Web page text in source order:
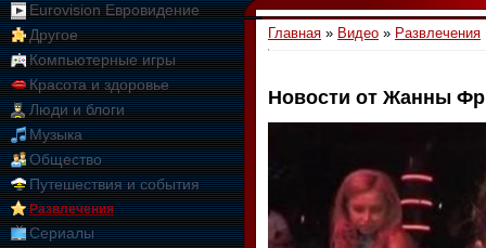
Eurovision Евровидение
Другое
Компьютерные игры
Красота и здоровье
Люди и блоги
Музыка
Общество
Путешествия и события
Развлечения
Сериалы
Главная » Видео » Развлечения
Новости от Жанны